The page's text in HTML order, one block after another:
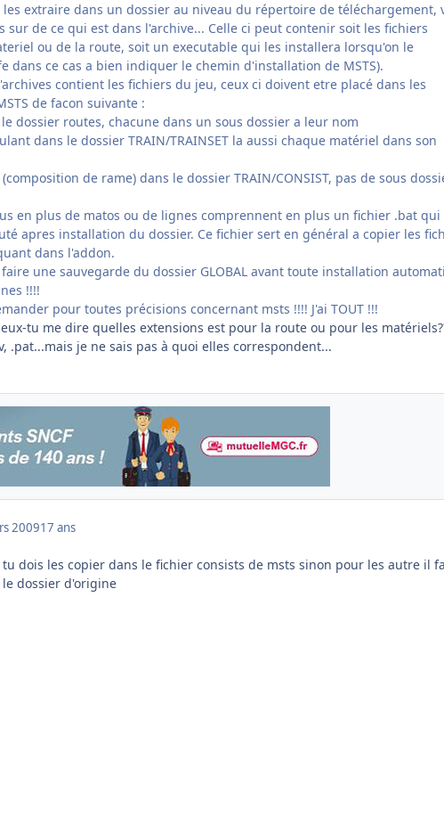
les extraire dans un dossier au niveau du répertoire de téléchargement,
sur de ce qui est dans l'archive... Celle ci peut contenir soit les fichiers
ou de la route, soit un executable qui les installera lorsqu'on le
dans ce cas a bien indiquer le chemin d'installation de MSTS).
contient les fichiers du jeu, ceux ci doivent etre placé dans les
de facon suivante :
dossier routes, chacune dans un sous dossier a leur nom
dans le dossier TRAIN/TRAINSET la aussi chaque matériel dans son
de rame) dans le dossier TRAIN/CONSIST, pas de sous
en plus de matos ou de lignes comprennent en plus un fichier .bat qui
apres installation du dossier. Ce fichier sert en général a copier les
dans l'addon.
une sauvegarde du dossier GLOBAL avant toute installation
!!!!
pour toutes précisions concernant msts !!!! J'ai TOUT !!!
tu me dire quelles extensions est pour la route ou pour les
.pat...mais je ne sais pas à quoi elles correspondent...
200917 ans
dois les copier dans le fichier consists de msts sinon pour les autre il
dossier d'origine